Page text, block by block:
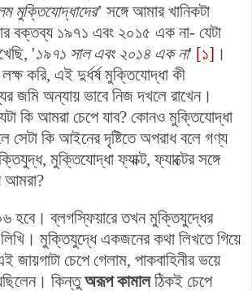
মুক্তিযোদ্ধাদের’ সঙ্গে আমার খানিকটা
বক্তব্য ১৯৭১ এবং ২০১৫ এক না- যেটা
'১৯৭১ সাল এবং ২০১৪ এক না' [১] ।
লক্ষ করি, এই দুর্ধর্ষ মুক্তিযোদ্ধা কী
জমি অন্যায় ভাবে নিজ দখলে রাখেন।
কি আমরা চেপে যাব? কোনও মুক্তিযোদ্ধা
সেটা কি আইনের দৃষ্টিতে অপরাধ বলে গণ্য
মুক্তিযোদ্ধা ফ্যাক্ট, ফ্যাক্টের সঙ্গে
আমরা?
হবে। ব্লগস্ফিয়ারে তখন মুক্তিযুদ্ধের
লিখি। মুক্তিযুদ্ধে একজনের কথা লিখতে গিয়ে
জায়গাটা চেপে গেলাম, পাকবাহিনীর ভয়ে
কিন্তুঅরূপ কামালঠিকই চেপে